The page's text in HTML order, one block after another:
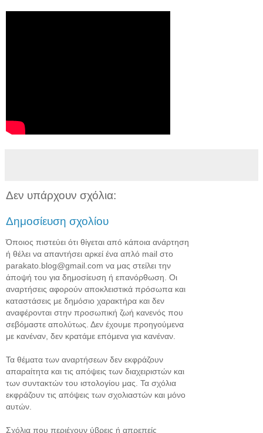
Δεν υπάρχουν σχόλια:
Δημοσίευση σχολίου
Όποιος πιστεύει ότι θίγεται από κάποια ανάρτηση
ή θέλει να απαντήσει αρκεί ένα απλό mail στο
parakato.blog@gmail.com να μας στείλει την
άποψή του για δημοσίευση ή επανόρθωση. Οι
αναρτήσεις αφορούν αποκλειστικά πρόσωπα και
καταστάσεις με δημόσιο χαρακτήρα και δεν
αναφέρονται στην προσωπική ζωή κανενός που
σεβόμαστε απολύτως. Δεν έχουμε προηγούμενα
με κανέναν, δεν κρατάμε επόμενα για κανέναν.
Τα θέματα των αναρτήσεων δεν εκφράζουν
απαραίτητα και τις απόψεις των διαχειριστών και
των συντακτών του ιστολογίου μας. Τα σχόλια
εκφράζουν τις απόψεις των σχολιαστών και μόνο
αυτών.
Σχόλια που περιέχουν ύβρεις ή απρεπείς